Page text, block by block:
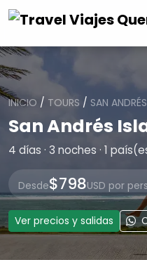
INICIO / TOURS / SAN
San Andrés
4 días · 3 noches · 1
Desde$798USD por
Ver precios y salidas